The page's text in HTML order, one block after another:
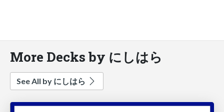
More Decks by にしはら
See All by にしはら